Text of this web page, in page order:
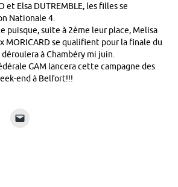
et Elsa DUTREMBLE, les filles se
Nationale 4.
puisque, suite à 2ème leur place, Melisa
MORICARD se qualifient pour la finale du
à Chambéry mi juin.
GAM lancera cette campagne des
end à Belfort!!!